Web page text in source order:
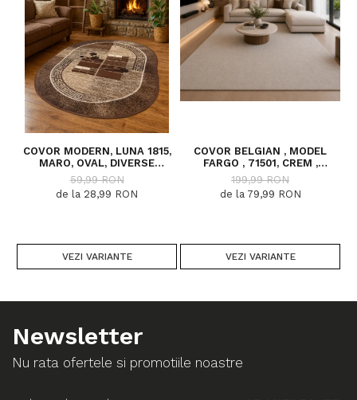
COVOR MODERN, LUNA 1815,
MARO, OVAL, DIVERSE
DIMENSIUNI, 1300 GR/MP
59,99 RON
de la 28,99 RON
VEZI VARIANTE
COVOR BELGIAN , MODEL
FARGO , 71501, CREM ,
DIVERSE DIMENSIUNI
199,99 RON
de la 79,99 RON
VEZI VARIANTE
Newsletter
Nu rata ofertele si promotiile noastre